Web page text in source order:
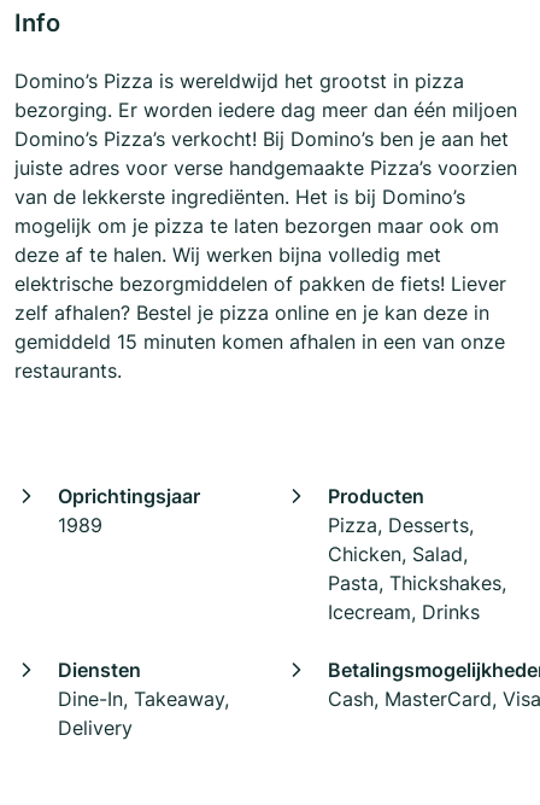
Info
Domino’s Pizza is wereldwijd het grootst in pizza
bezorging. Er worden iedere dag meer dan één miljoen
Domino’s Pizza’s verkocht! Bij Domino’s ben je aan het
juiste adres voor verse handgemaakte Pizza’s voorzien
van de lekkerste ingrediënten. Het is bij Domino’s
mogelijk om je pizza te laten bezorgen maar ook om
deze af te halen. Wij werken bijna volledig met
elektrische bezorgmiddelen of pakken de fiets! Liever
zelf afhalen? Bestel je pizza online en je kan deze in
gemiddeld 15 minuten komen afhalen in een van onze
restaurants.
Oprichtingsjaar
1989
Producten
Pizza, Desserts,
Chicken, Salad,
Pasta, Thickshakes,
Icecream, Drinks
Diensten
Dine-In, Takeaway,
Delivery
Cash, MasterCard, Visa